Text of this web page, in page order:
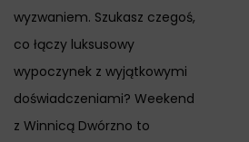
wyzwaniem. Szukasz czegoś,
co łączy luksusowy
wypoczynek z wyjątkowymi
doświadczeniami? Weekend
z Winnicą Dwórzno to